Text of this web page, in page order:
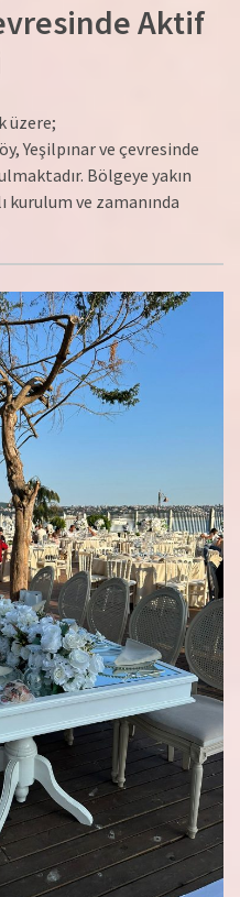
Aktif
üzere;
Yeşilpınar ve çevresinde
Bölgeye yakın
kurulum ve zamanında